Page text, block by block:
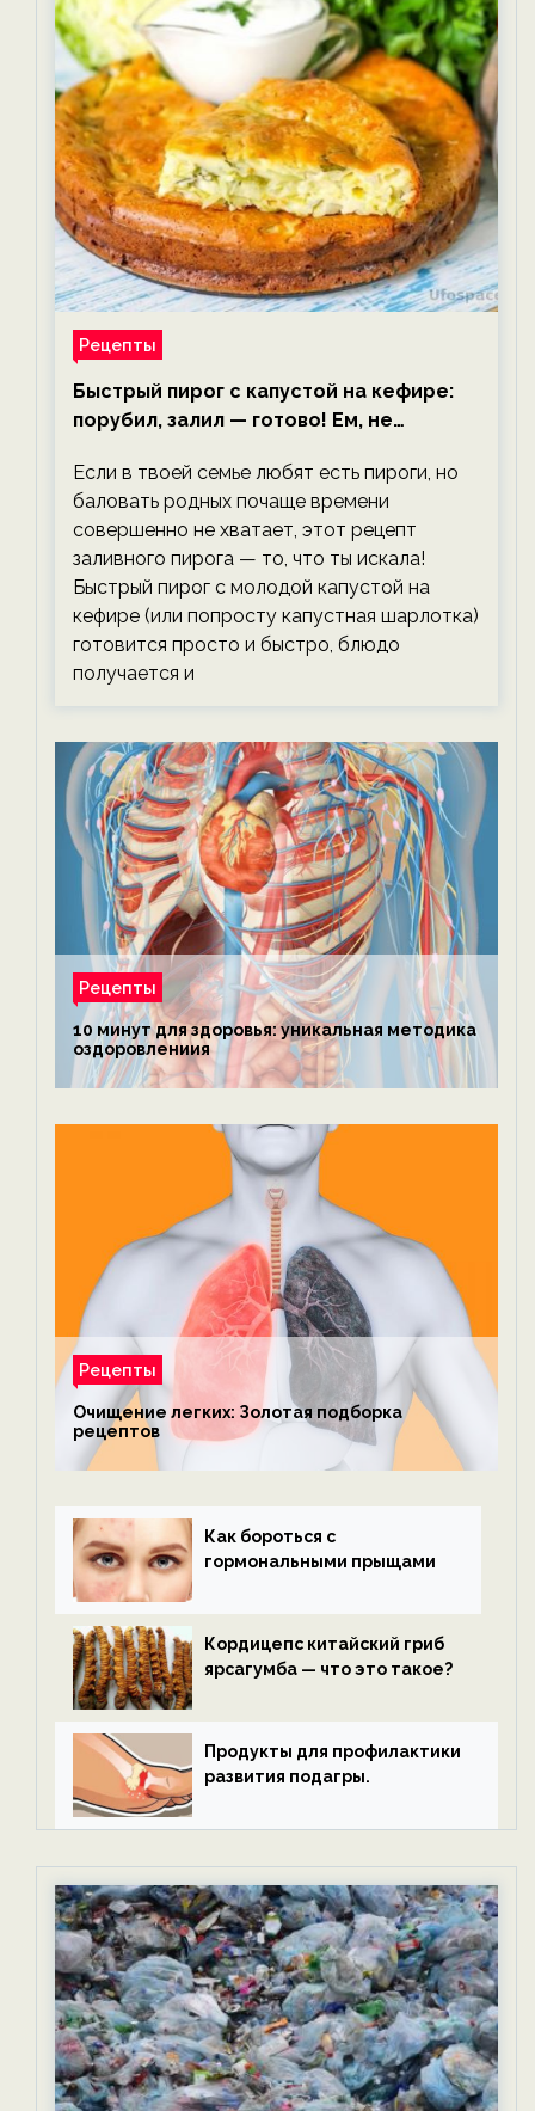
Рецепты
Быстрый пирог с капустой на кефире:
порубил, залил — готово! Ем, не
Если в твоей семье любят есть пироги, но
баловать родных почаще времени
совершенно не хватает, этот рецепт
заливного пирога — то, что ты искала!
Быстрый пирог с молодой капустой на
кефире (или попросту капустная шарлотка)
готовится просто и быстро, блюдо
получается и
Рецепты
10 минут для здоровья: уникальная методика
оздоровлениия
Рецепты
Очищение легких: Золотая подборка
рецептов
Как бороться с
гормональными прыщами
Кордицепс китайский гриб
ярсагумба — что это такое?
Продукты для профилактики
развития подагры.